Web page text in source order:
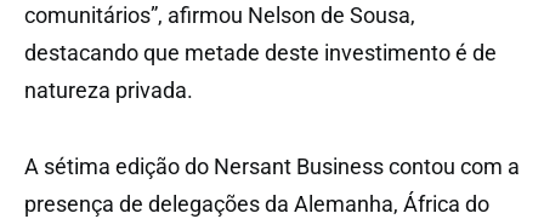
comunitários”, afirmou Nelson de Sousa,
destacando que metade deste investimento é de
natureza privada.
A sétima edição do Nersant Business contou com a
presença de delegações da Alemanha, África do